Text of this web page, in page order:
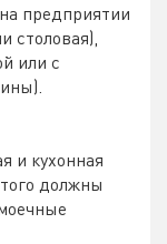
предприятии
столовая),
или с
и кухонная
должны